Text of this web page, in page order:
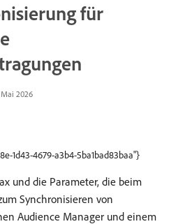
für
2026
1d43-4679-a3b4-5ba1bad83baa"}
und die Parameter, die beim
Synchronisieren von
Audience Manager und einem